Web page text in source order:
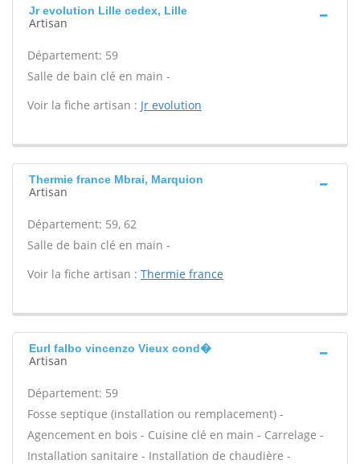
Jr evolution Lille cedex, Lille
Artisan
Département: 59
Salle de bain clé en main -
Voir la fiche artisan : Jr evolution
Thermie france Mbrai, Marquion
Artisan
Département: 59, 62
Salle de bain clé en main -
Voir la fiche artisan : Thermie france
Eurl falbo vincenzo Vieux cond�
Artisan
Département: 59
Fosse septique (installation ou remplacement) -
Agencement en bois - Cuisine clé en main - Carrelage -
Installation sanitaire - Installation de chaudière -